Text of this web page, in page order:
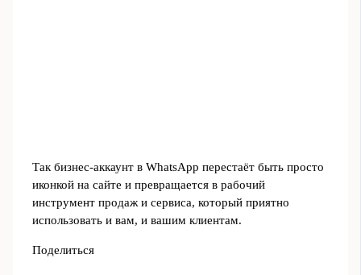
Так бизнес‑аккаунт в WhatsApp перестаёт быть просто
иконкой на сайте и превращается в рабочий
инструмент продаж и сервиса, который приятно
использовать и вам, и вашим клиентам.
Поделиться